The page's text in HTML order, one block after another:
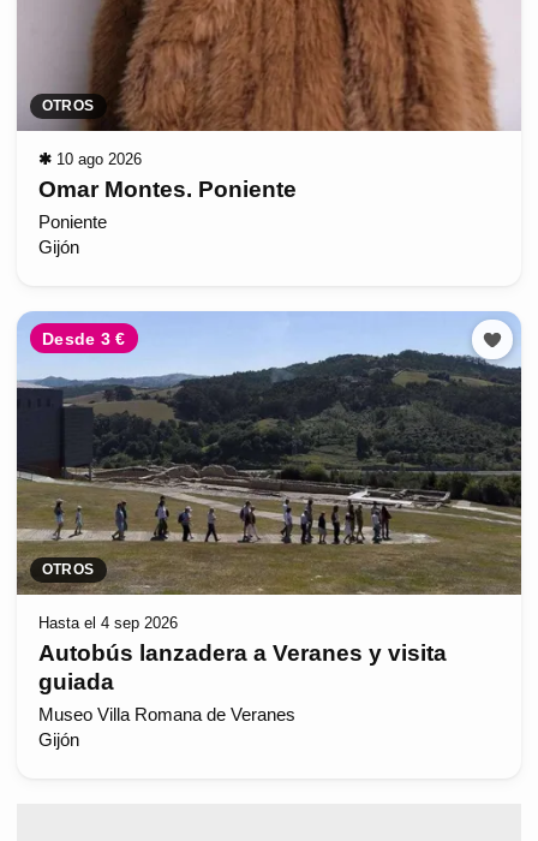
OTROS
✱ 10 ago 2026
Omar Montes. Poniente
Poniente
Gijón
Desde 3 €
OTROS
Hasta el 4 sep 2026
Autobús lanzadera a Veranes y visita
guiada
Museo Villa Romana de Veranes
Gijón